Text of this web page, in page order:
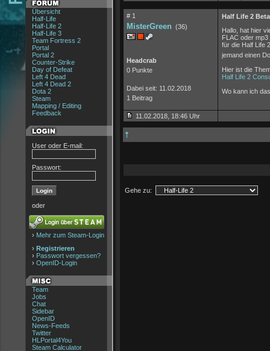
Übersicht
Half-Life
Half-Life 2
Half-Life 3
Team Fortress 2
Portal
Portal 2
Counter-Strike
Day of Defeat
Left 4 Dead
Left 4 Dead 2
Dota 2
Steam
Mapping / Editing
Feedback
User oder E-mail:
Passwort:
oder
› Mehr zum Steam-Login
› Registrieren
› Passwort vergessen?
› OpenID-Login
Team
Jobs
Chat
Sidebar
OpenID
News-Feeds
Twitter
HLPortal4You
Steam Calculator
# 1
MisterGreen (36)
Headcrab
0 Punkte
Dabei seit: 11.02.2018
1 Beitrag
Half Life 2
Hallo, hat hier
FLAC oder
für die Half Life
jemand einen
Hier ist die
Half Life 2
Wo kann ich
11.02.2018, 18:46 Uhr
Gehe zu: